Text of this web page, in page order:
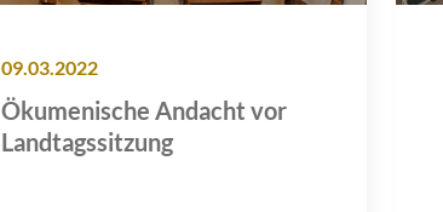
09.03.2022
Ökumenische Andacht vor
Landtagssitzung